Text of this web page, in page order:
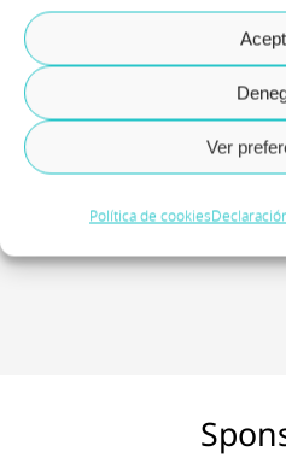
Ver
Política de cookies